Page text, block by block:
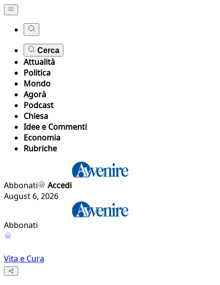
Cerca
Attualità
Politica
Mondo
Agorà
Podcast
Chiesa
Idee e Commenti
Economia
Rubriche
Abbonati
Accedi
August 6, 2026
Abbonati
Vita e Cura